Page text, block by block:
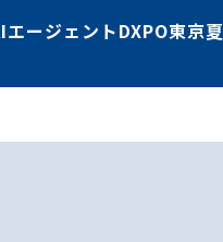
ージェントDXPO東京夏